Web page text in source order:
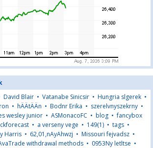
David Blair • Vatanabe Sinicsir • Hungria slgerek •
• hÄÄtÄÄn • Bodnr Erika • szerelvnyszekrny •
wesley junior • ASMonacoFC • blog •fancybox
• a verseny vege • 149(1) • tags •
Harris • 62,01,nAyAhwzj • Missouri fejvadsz •
withdrawal methods • 0953Ny letltse •